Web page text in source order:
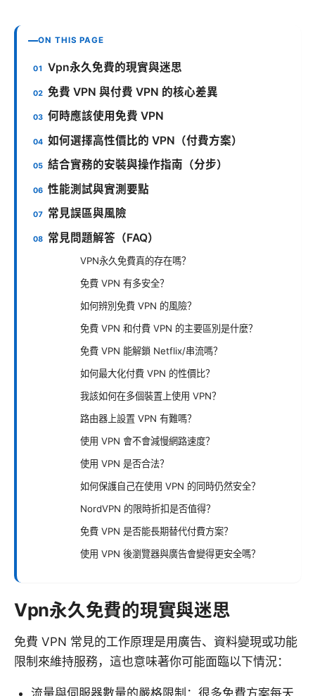
ON THIS PAGE
Vpn永久免費的現實與迷思
免費 VPN 與付費 VPN 的核心差異
何時應該使用免費 VPN
如何選擇高性價比的 VPN（付費方案）
結合實務的安裝與操作指南（分步）
性能測試與實測要點
常見誤區與風險
常見問題解答（FAQ）
VPN永久免費真的存在嗎？
免費 VPN 有多安全？
如何辨別免費 VPN 的風險？
免費 VPN 和付費 VPN 的主要區別是什麼？
免費 VPN 能解鎖 Netflix/串流嗎？
如何最大化付費 VPN 的性價比？
我該如何在多個裝置上使用 VPN？
路由器上設置 VPN 有難嗎？
使用 VPN 會不會減慢網路速度？
使用 VPN 是否合法？
如何保護自己在使用 VPN 的同時仍然安全？
NordVPN 的限時折扣是否值得？
免費 VPN 是否能長期替代付費方案？
使用 VPN 後瀏覽器與廣告會變得更安全嗎？
Vpn永久免費的現實與迷思
免費 VPN 常見的工作原理是用廣告、資料變現或功能
限制來維持服務，這也意味著你可能面臨以下情況：